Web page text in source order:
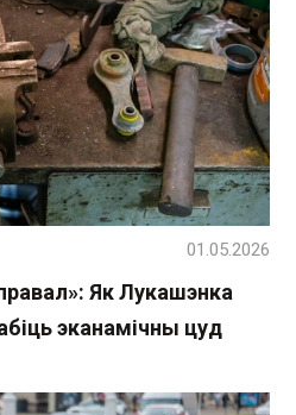
Як Лукашэнка
эканамічны цуд
01.05.2026